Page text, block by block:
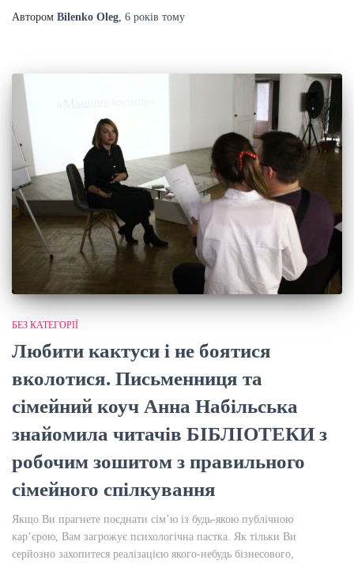
Автором Bilenko Oleg 6 років тому
БЕЗ КАТЕГОРІЇ
Любити кактуси і не боятися
вколотися. Письменниця та
сімейний коуч Анна Набільська
знайомила читачів БІБЛІОТЕКИ з
робочим зошитом з правильного
сімейного спілкування
Якщо Ви прагнете поєднати сім’ю із будь-якою публічною
кар’єрою, Вам загрожує психологічна пастка. Як тільки Ви
серйозно захопитеся реалізацією якого-небудь бізнесового,